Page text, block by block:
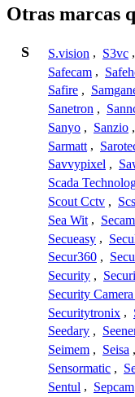
Otras marcas
S S.vision , S3vc ,
Safecam ,
Safire ,
Sanetron ,
Sanyo , Sanzio ,
Sarmatt ,
Savvypixel ,
Scada
Scout Cctv , Scs
Sea Wit ,
Secueasy ,
Secur360 ,
Security ,
Security
Securitytronix ,
Seedary ,
Seimem , Seisa ,
Sensormatic ,
Sentul , Sepcam